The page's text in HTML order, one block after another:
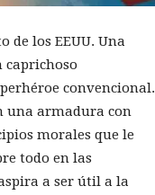
de los EEUU. Una
convencional.
una armadura con
morales que le
todo en las
a ser útil a la